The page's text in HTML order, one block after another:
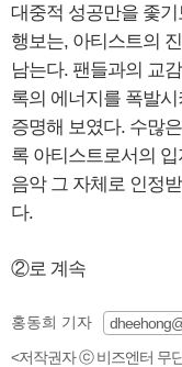
대중적 성공만을 좇
행보는, 아티스트의
남는다. 팬들과의 교
록의 에너지를 폭발
증명해 보였다. 수많
록 아티스트로서의
음악 그 자체로 인정
다.
②로 계속
홍동희 기자
<저작권자 ⓒ 비즈엔터 무